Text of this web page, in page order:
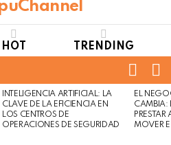
HOT TRENDING
INTELIGENCIA ARTIFICIAL: LA
CLAVE DE LA EFICIENCIA EN
LOS CENTROS DE
OPERACIONES DE SEGURIDAD
EL
CAMBIA:
MOVER